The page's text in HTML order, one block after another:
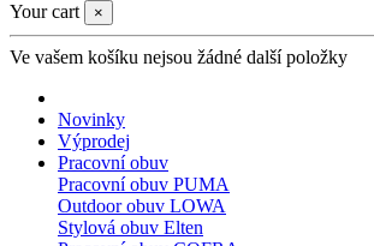
Your cart
×
Ve vašem košíku nejsou žádné další položky
Novinky
Výprodej
Pracovní obuv
Pracovní obuv PUMA
Outdoor obuv LOWA
Stylová obuv Elten